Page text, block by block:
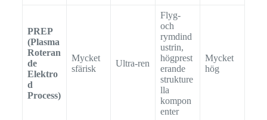
PREP
(Plasma
Roteran
de
Elektro
d
Process)
Mycket
sfärisk
Ultra-ren
Flyg-
och
rymdind
ustrin,
högprest
erande
strukture
lla
kompon
enter
Mycket
hög